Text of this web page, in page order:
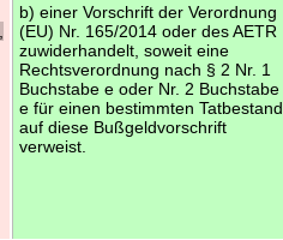
b) einer Vorschrift der Verordnung
(EU) Nr. 165/2014 oder des AETR
zuwiderhandelt, soweit eine
Rechtsverordnung nach § 2 Nr. 1
Buchstabe e oder Nr. 2 Buchstabe
e für einen bestimmten Tatbestand
auf diese Bußgeldvorschrift
verweist.